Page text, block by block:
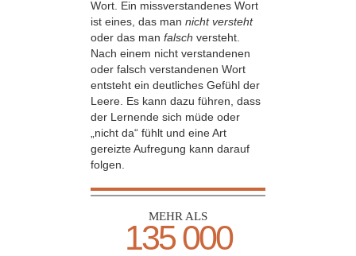
Wort. Ein missverstandenes Wort
ist eines, das man nicht versteht
oder das man falsch versteht.
Nach einem nicht verstandenen
oder falsch verstandenen Wort
entsteht ein deutliches Gefühl der
Leere. Es kann dazu führen, dass
der Lernende sich müde oder
„nicht da“ fühlt und eine Art
gereizte Aufregung kann darauf
folgen.
MEHR ALS
135 000